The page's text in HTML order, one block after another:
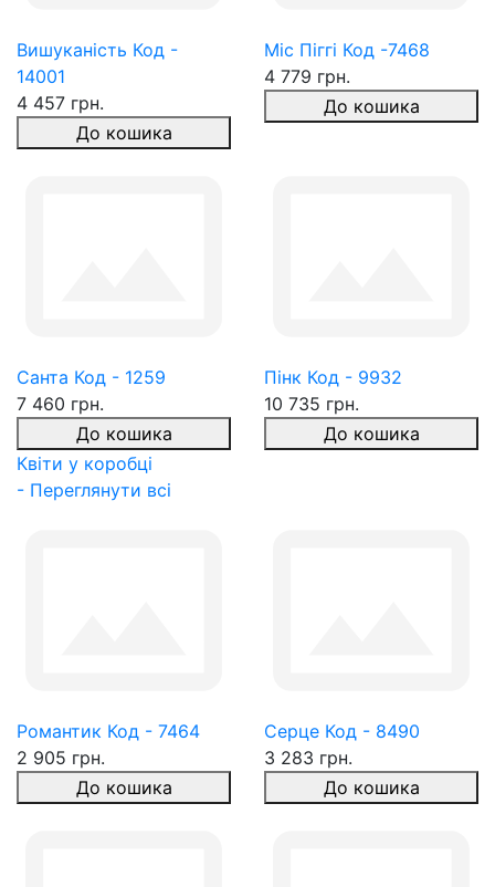
Вишуканість Код -
14001
4 457 грн.
До кошика
Міс Піггі Код -7468
4 779 грн.
До кошика
Санта Код - 1259
7 460 грн.
До кошика
Пінк Код - 9932
10 735 грн.
До кошика
Квіти у коробці
- Переглянути всі
Романтик Код - 7464
2 905 грн.
До кошика
Серце Код - 8490
3 283 грн.
До кошика